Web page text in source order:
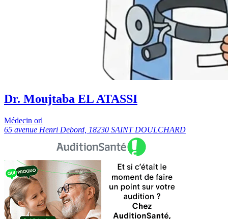
Dr. Moujtaba EL ATASSI
Médecin orl
65 avenue Henri Debord, 18230 SAINT DOULCHARD